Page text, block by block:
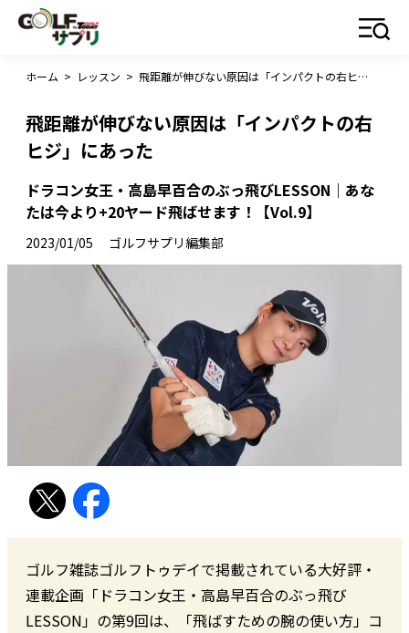
ホーム > レッスン > 飛距離が伸びない原因は「インパクトの右ヒジ」にあった
飛距離が伸びない原因は「インパクトの右
ヒジ」にあった
ドラコン女王・高島早百合のぶっ飛びLESSON｜あな
たは今より+20ヤード飛ばせます！【Vol.9】
2023/01/05 ゴルフサプリ編集部
ゴルフ雑誌ゴルフトゥデイで掲載されている大好評・
連載企画「ドラコン女王・高島早百合のぶっ飛び
LESSON」の第9回は、「飛ばすための腕の使い方」コ